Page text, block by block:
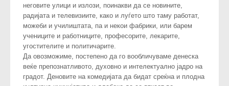
неговите улици и излози, поинакви да се новините,
радијата и телевизиите, како и луѓето што таму работат,
можеби и училиштата, па и некои фабрики, или барем
учениците и работниците, професорите, лекарите,
угостителите и политичарите.
Да овозможиме, постепено да го вообличуваме денеска
веќе препознатливото, духовно и интелектуално јадро на
градот. Деновите на комедијата да бидат среќна и плодна